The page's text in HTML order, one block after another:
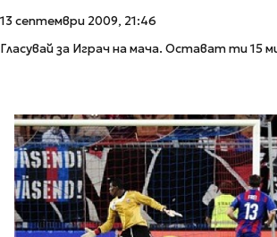
13 септември 2009, 21:46
Гласувай за Играч на мача. Остават ти 15